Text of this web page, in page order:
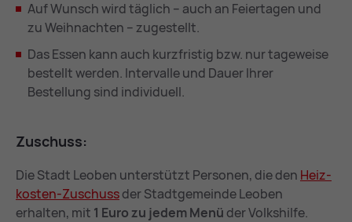
Auf Wunsch wird täglich – auch an Feiertagen und
zu Weihnachten – zugestellt.
Das Essen kann auch kurzfristig bzw. nur tageweise
bestellt werden. Intervalle und Dauer Ihrer
Bestellung sind individuell.
Zu­schuss:
Die Stadt Leoben unterstützt Personen, die den Heiz­
kos­ten-Zu­schussder Stadtgemeinde Leoben
erhalten, mit 1 Euro zu jedem Menü der Volkshilfe.